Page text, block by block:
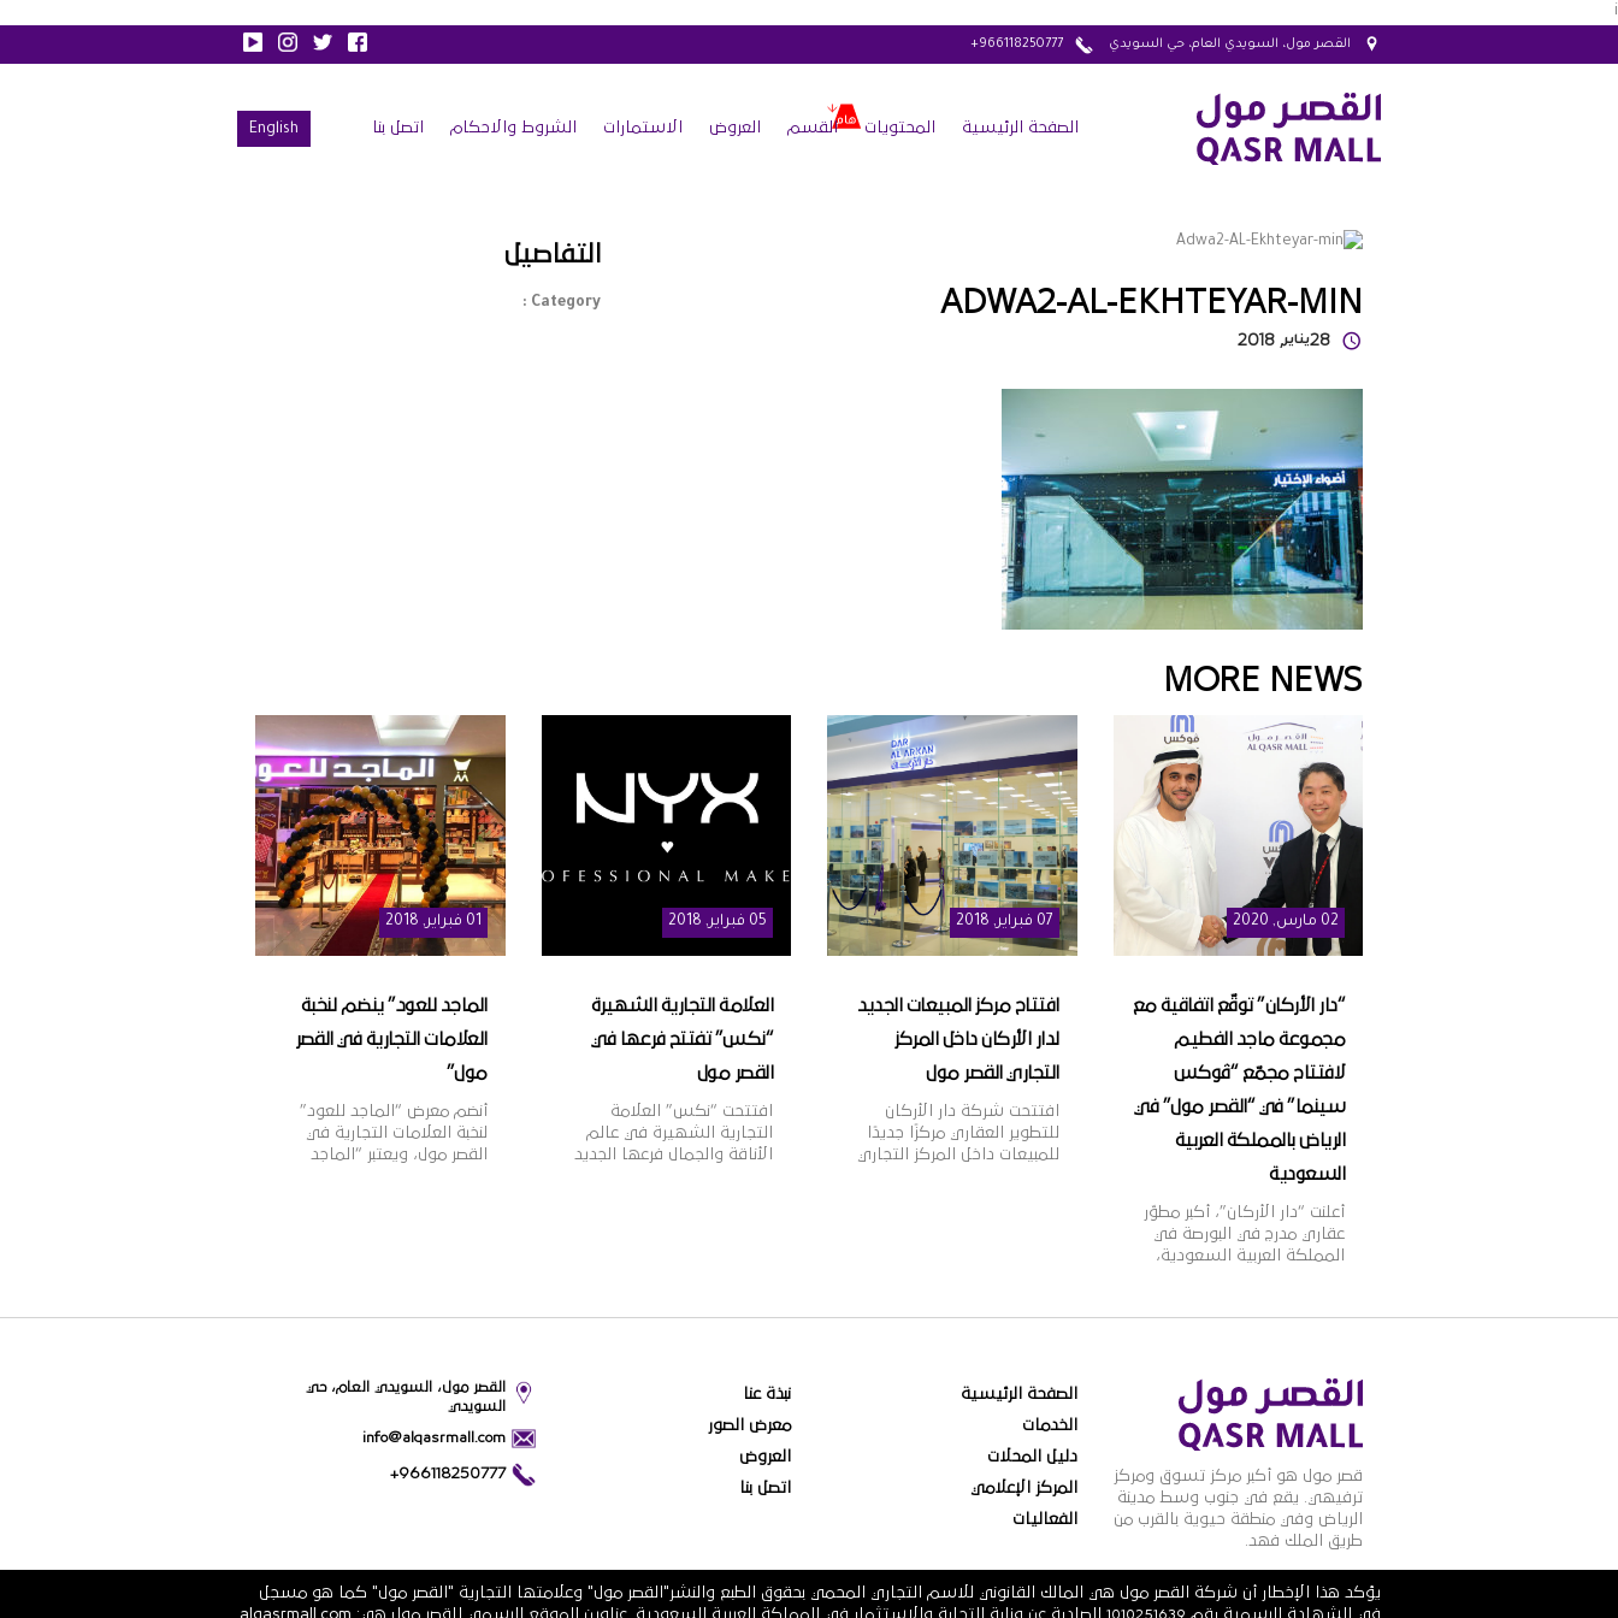
i
القصر مول، السويدي العام، حي السويدي +966118250777
الصفحة الرئيسية المحتويات القسم العروض الاستمارات الشروط والاحكام اتصل بنا English
ADWA2-AL-EKHTEYAR-MIN
28يناير, 2018
التفاصيل
Category :
MORE NEWS
02 مارس, 2020
“دار الأركان” توقّع اتفاقية مع
مجموعة ماجد الفطيم
لافتتاح مجمّع “ڤوكس
سينما” في “القصر مول” في
الرياض بالمملكة العربية
السعودية
أعلنت “دار الأركان”، أكبر مطوّر
عقاري مدرج في البورصة في
المملكة العربية السعودية،
الشركة الرائدة في مجال تطوير
والترفيه على مستوى منطقة
الشرق الأوسط وأفريقيا
وآسيا، وذلك لافتتاح مجمّع
دور عرض “ڤوكس سينما” في
المملكة العربية السعودية.
وقد تمّ توقيع […]
07 فبراير, 2018
افتتاح مركز المبيعات الجديد
لدار الأركان داخل المركز
التجاري القصر مول
افتتحت شركة دار الأركان
للتطوير العقاري مركزًا جديدًا
للمبيعات داخل المركز التجاري
المملكة العربية السعودية […]
05 فبراير, 2018
العلامة التجارية الشهيرة
“نكس” تفتتح فرعها في
القصر مول
افتتحت “نكس” العلامة
التجارية الشهيرة في عالم
الأناقة والجمال فرعها الجديد
عالمية وواحدة […]
01 فبراير, 2018
الماجد للعود” ينضم لنخبة
العلامات التجارية في القصر
مول”
أنضم معرض “الماجد للعود”
لنخبة العلامات التجارية في
القصر مول، ويعتبر “الماجد
ورغبات عملائها.
قصر مول هو أكبر مركز تسوق ومركز
ترفيهي. يقع في جنوب وسط مدينة
الرياض وفي منطقة حيوية بالقرب من
طريق الملك فهد.
الصفحة الرئيسية
الخدمات
دليل المحلات
المركز الإعلامي
الفعاليات
نبذة عنا
معرض الصور
العروض
اتصل بنا
القصر مول، السويدي العام، حي
السويدي
info@alqasrmall.com
+966118250777
يؤكد هذا الإخطار أن شركة القصر مول هي المالك القانوني للاسم التجاري المحمي بحقوق الطبع والنشر"القصر مول" وعلامتها التجارية "القصر مول" كما هو مسجل
في الشهادة الرسمية رقم 1010251639 الصادرة عن وزارة التجارة والاستثمار في المملكة العربية السعودية. عناوين الموقع الرسمي للقصر مول هي: alqasrmall.com